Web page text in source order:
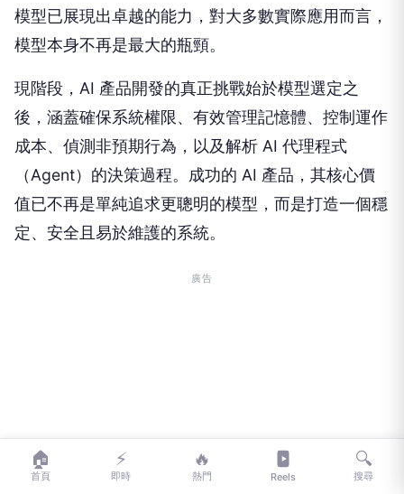
模型已展現出卓越的能力，對大多數實際應用而言，
模型本身不再是最大的瓶頸。
現階段，AI 產品開發的真正挑戰始於模型選定之
後，涵蓋確保系統權限、有效管理記憶體、控制運作
成本、偵測非預期行為，以及解析 AI 代理程式
（Agent）的決策過程。成功的 AI 產品，其核心價
值已不再是單純追求更聰明的模型，而是打造一個穩
定、安全且易於維護的系統。
廣告
🏠
首頁
⚡
即時
🔥
熱門 Reels
🔍
搜尋